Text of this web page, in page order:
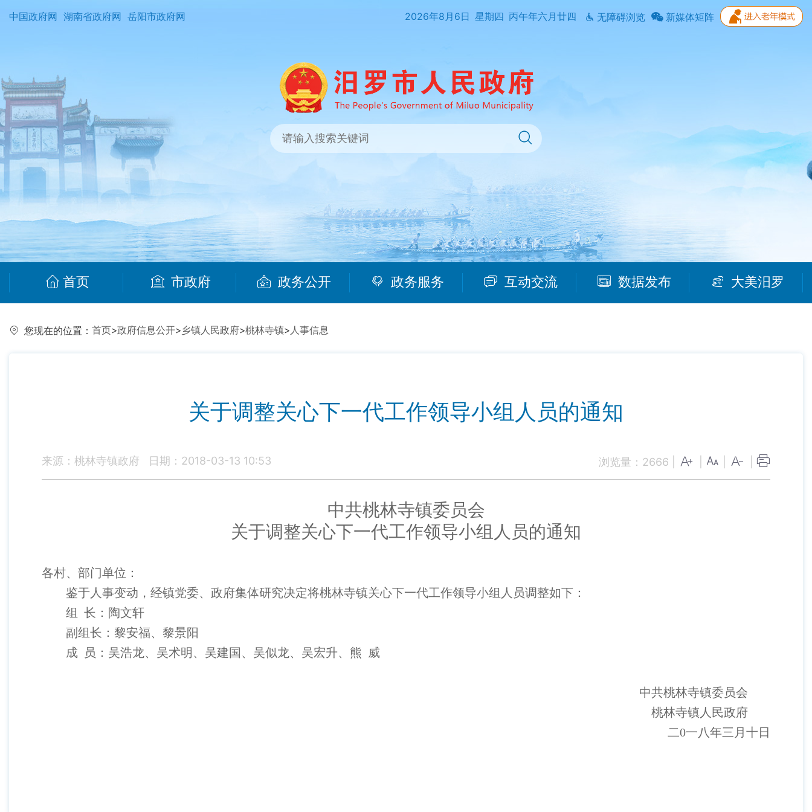
中国政府网 湖南省政府网 岳阳市政府网 2026年8月6日 星期四 丙午年六月廿四 无障碍浏览 新媒体矩阵
首页 市政府 政务公开 政务服务 互动交流 数据发布 大美汨罗
您现在的位置： 首页>政府信息公开>乡镇人民政府>桃林寺镇>人事信息
关于调整关心下一代工作领导小组人员的通知
来源：桃林寺镇政府 日期：2018-03-13 10:53 浏览量： 2666
中共桃林寺镇委员会
关于调整关心下一代工作领导小组人员的通知
各村、部门单位：
鉴于人事变动，经镇党委、政府集体研究决定将桃林寺镇关心下一代工作领导小组人员调整如下：
组
长： 陶文轩
副组长： 黎安福、黎景阳
成
员： 吴浩龙、 吴术明、吴建国、吴似龙、吴宏升、熊 威
中共桃林寺镇委员会
桃林寺镇人民政府
二0一八年三月 十日